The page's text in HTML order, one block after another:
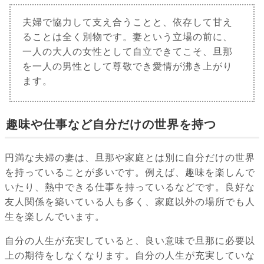
夫婦で協力して支え合うことと、依存して甘え
ることは全く別物です。妻という立場の前に、
一人の大人の女性として自立できてこそ、旦那
を一人の男性として尊敬でき愛情が沸き上がり
ます。
趣味や仕事など自分だけの世界を持つ
円満な夫婦の妻は、旦那や家庭とは別に自分だけの世界
を持っていることが多いです。例えば、趣味を楽しんで
いたり、熱中できる仕事を持っているなどです。良好な
友人関係を築いている人も多く、家庭以外の場所でも人
生を楽しんでいます。
自分の人生が充実していると、良い意味で旦那に必要以
上の期待をしなくなります。自分の人生が充実していな